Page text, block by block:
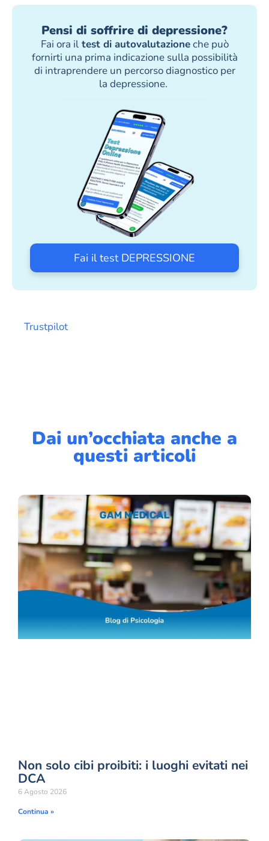
Pensi di soffrire di depressione?
Fai ora iltest di autovalutazioneche può
fornirti una prima indicazione sulla possibilità
di intraprendere un percorso diagnostico per
la depressione.
Fai il test DEPRESSIONE
Trustpilot
Dai un’occhiata anche a
questi articoli
Non solo cibi proibiti: i luoghi evitati nei
DCA
6 Agosto 2026
Continua »